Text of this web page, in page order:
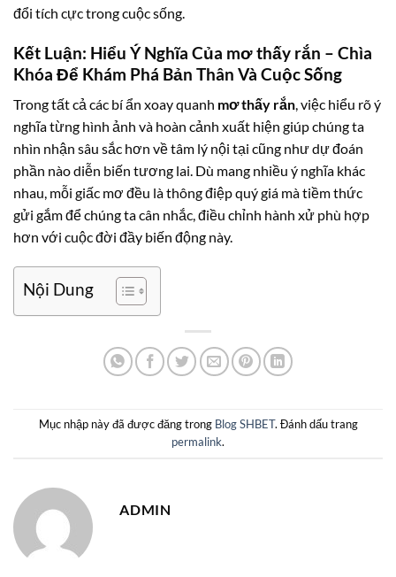
đổi tích cực trong cuộc sống.
Kết Luận: Hiểu Ý Nghĩa Của mơ thấy rắn – Chìa
Khóa Để Khám Phá Bản Thân Và Cuộc Sống
Trong tất cả các bí ẩn xoay quanh mơ thấy rắn, việc hiểu rõ ý
nghĩa từng hình ảnh và hoàn cảnh xuất hiện giúp chúng ta
nhìn nhận sâu sắc hơn về tâm lý nội tại cũng như dự đoán
phần nào diễn biến tương lai. Dù mang nhiều ý nghĩa khác
nhau, mỗi giấc mơ đều là thông điệp quý giá mà tiềm thức
gửi gắm để chúng ta cân nhắc, điều chỉnh hành xử phù hợp
hơn với cuộc đời đầy biến động này.
Nội Dung
Mục nhập này đã được đăng trong Blog SHBET. Đánh dấu trang
permalink.
ADMIN